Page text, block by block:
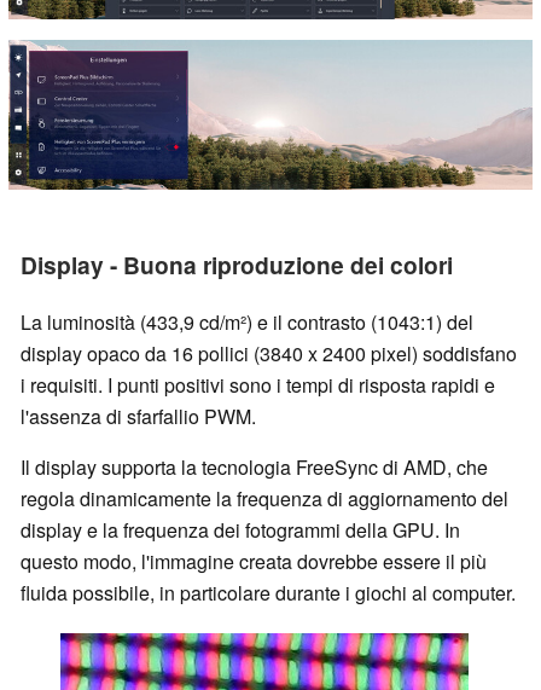
Display - Buona riproduzione dei colori
La luminosità (433,9 cd/m²) e il contrasto (1043:1) del
display opaco da 16 pollici (3840 x 2400 pixel) soddisfano
i requisiti. I punti positivi sono i tempi di risposta rapidi e
l'assenza di sfarfallio PWM.
Il display supporta la tecnologia FreeSync di AMD, che
regola dinamicamente la frequenza di aggiornamento del
display e la frequenza dei fotogrammi della GPU. In
questo modo, l'immagine creata dovrebbe essere il più
fluida possibile, in particolare durante i giochi al computer.